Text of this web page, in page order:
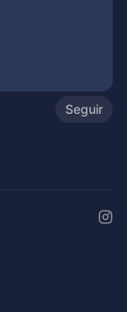
Seguir